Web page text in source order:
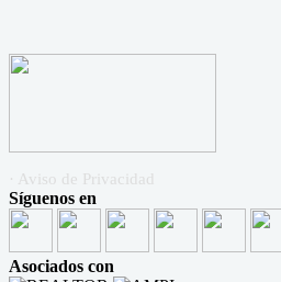
· Aviso de Privacidad
Síguenos en
Asociados con